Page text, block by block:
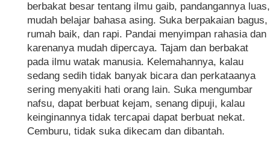
berbakat besar tentang ilmu gaib, pandangannya luas,
mudah belajar bahasa asing. Suka berpakaian bagus,
rumah baik, dan rapi. Pandai menyimpan rahasia dan
karenanya mudah dipercaya. Tajam dan berbakat
pada ilmu watak manusia. Kelemahannya, kalau
sedang sedih tidak banyak bicara dan perkataanya
sering menyakiti hati orang lain. Suka mengumbar
nafsu, dapat berbuat kejam, senang dipuji, kalau
keinginannya tidak tercapai dapat berbuat nekat.
Cemburu, tidak suka dikecam dan dibantah.